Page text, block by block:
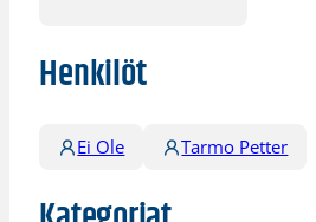
Henkilöt
Ei Ole Tarmo Petter